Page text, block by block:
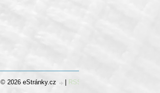
© 2026 eStránky.cz RSS